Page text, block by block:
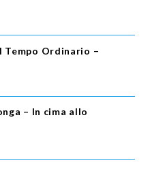
Tempo Ordinario –
– In cima allo